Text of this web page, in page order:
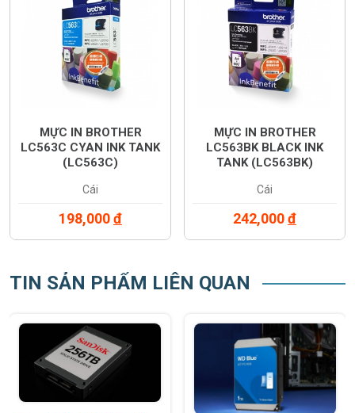
MỰC IN BROTHER
LC563C CYAN INK TANK
(LC563C)
Cái
198,000đ
MỰC IN BROTHER
LC563BK BLACK INK
TANK (LC563BK)
Cái
242,000đ
TIN SẢN PHẨM LIÊN QUAN